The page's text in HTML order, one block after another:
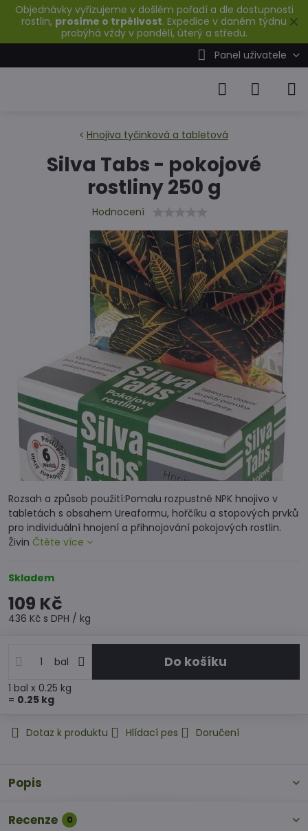
✕
Objednávky vyřizujeme v došlém pořadí a dle dostupnosti
rostlin, prosíme o trpělivost. Expedice v daném týdnu
probýhá vždy v pondělí, úterý a středu.
Panel uživatele
Hnojiva tyčinková a tabletová
Silva Tabs - pokojové
rostliny 250 g
Hodnocení
Rozsah a způsob použití:Pomalu rozpustné NPK hnojivo v
tabletách s obsahem Ureaformu, hořčíku a stopových prvků
pro individuální hnojení a přihnojování pokojových rostlin.
Živin Čtěte více
Skladem
109 Kč
436 Kč s DPH / kg
bal Do košíku
1 bal x 0.25 kg
= 0.25 kg
Dotaz k produktu Hlídací pes Doručení
Popis
Recenze 0